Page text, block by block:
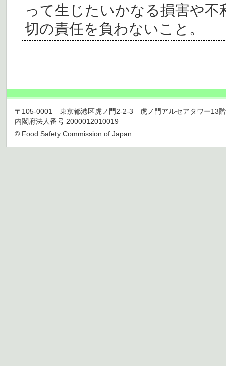
って生じたいかなる損害や
切の責任を負わないこと。
〒105-0001 東京都港区虎ノ門2-2-3 虎ノ門アルセアタワー13
内閣府法人番号 2000012010019
© Food Safety Commission of Japan